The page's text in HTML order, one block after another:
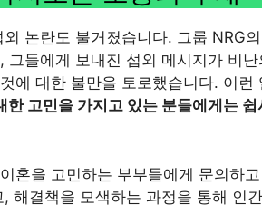
논란도 불거졌습니다. 그룹 NRG
들에게 보내진 섭외 메시지가 비
에 대한 불만을 토로했습니다. 이런
한 고민을 가지고 있는 분들에게는
혼을 고민하는 부부들에게 문의하
해결책을 모색하는 과정을 통해 인